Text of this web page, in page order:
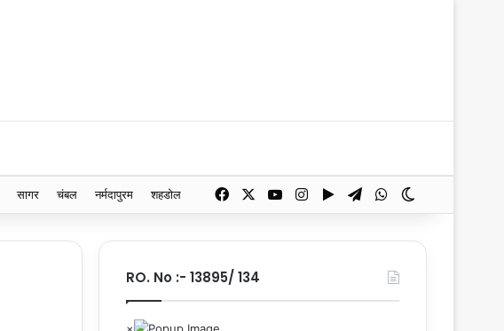
सागर चंबल नर्मदापुरम शहडोल Facebook YouTubeInstagram
Google Play
TelegramWhatsApp
RO. No :- 13895/ 134